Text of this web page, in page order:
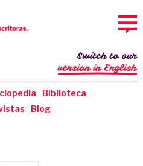
Biblioteca
Blog
Switch to our
version in English